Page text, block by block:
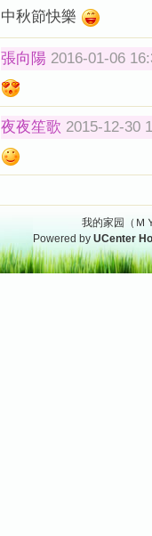
中秋節快樂
張向陽 2016-01-06
夜夜笙歌 2015-12-30
我的家园（
Powered by UCenter